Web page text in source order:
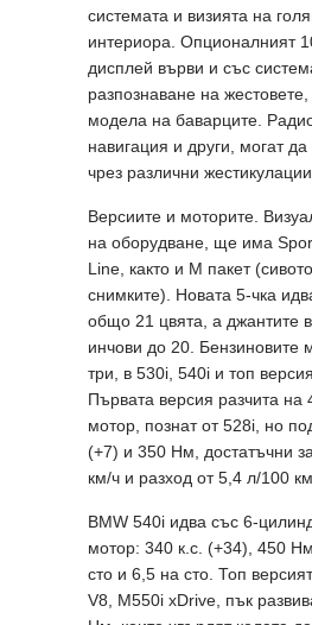
системата и визията на
интериора. Опционалният
дисплей върви и със
разпознаване на жестовете,
модела на баварците.
навигация и други, могат
чрез различни жестикулации.
Версиите и моторите.
на оборудване, ще има
Line, както и M пакет
снимките). Новата 5-чка
общо 21 цвята, а джантите
инчови до 20. Бензиновите
три, в 530i, 540i и топ
Първата версия разчита на
мотор, познат от 528i, но
(+7) и 350 Нм, достатъчни
км/ч и разход от 5,4 л/100 км.
BMW 540i идва със 6-
мотор: 340 к.с. (+34), 450
сто и 6,5 на сто. Топ
V8, M550i xDrive, пък